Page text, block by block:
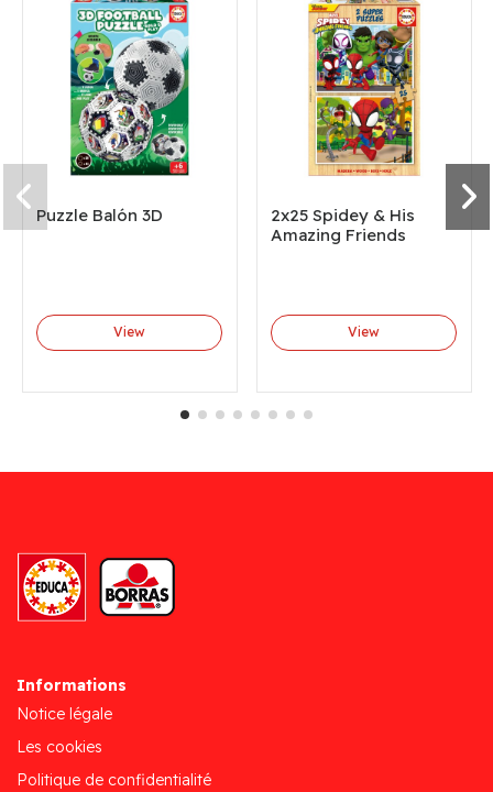
Puzzle Balón 3D
View
2x25 Spidey & His
Amazing Friends
View
Informations
Notice légale
Les cookies
Politique de confidentialité